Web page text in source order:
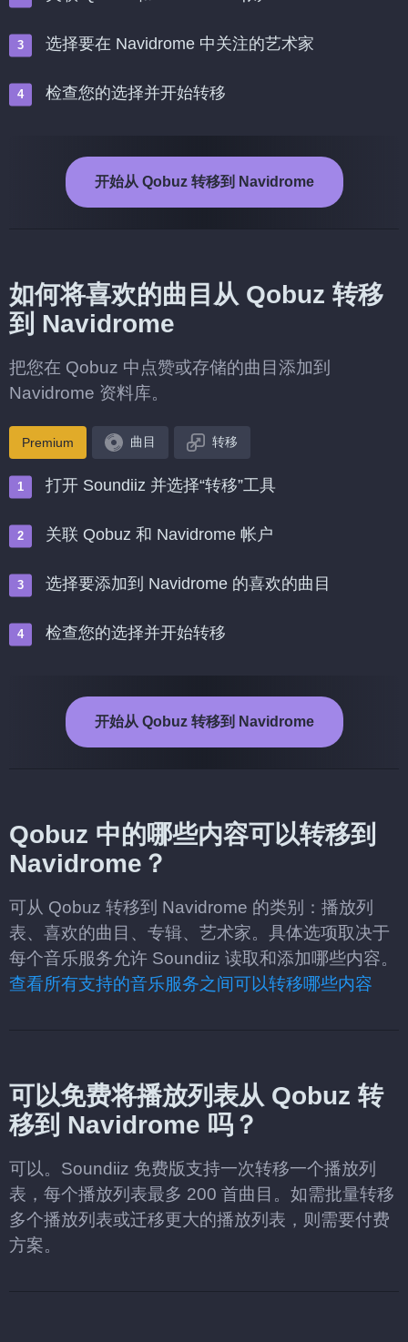
选择要在 Navidrome 中关注的艺术家
检查您的选择并开始转移
开始从 Qobuz 转移到 Navidrome
如何将喜欢的曲目从 Qobuz 转移
到 Navidrome
把您在 Qobuz 中点赞或存储的曲目添加到
Navidrome 资料库。
Premium 曲目 转移
打开 Soundiiz 并选择“转移”工具
关联 Qobuz 和 Navidrome 帐户
选择要添加到 Navidrome 的喜欢的曲目
检查您的选择并开始转移
开始从 Qobuz 转移到 Navidrome
Qobuz 中的哪些内容可以转移到
Navidrome？
可从 Qobuz 转移到 Navidrome 的类别：播放列
表、喜欢的曲目、专辑、艺术家。具体选项取决于
每个音乐服务允许 Soundiiz 读取和添加哪些内容。
查看所有支持的音乐服务之间可以转移哪些内容
可以免费将播放列表从 Qobuz 转
移到 Navidrome 吗？
可以。Soundiiz 免费版支持一次转移一个播放列
表，每个播放列表最多 200 首曲目。如需批量转移
多个播放列表或迁移更大的播放列表，则需要付费
方案。